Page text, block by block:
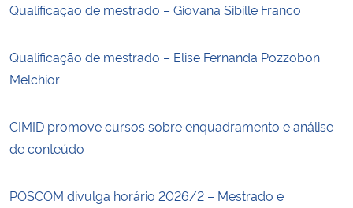
Qualificação de mestrado – Giovana Sibille Franco
Qualificação de mestrado – Elise Fernanda Pozzobon
Melchior
CIMID promove cursos sobre enquadramento e análise
de conteúdo
POSCOM divulga horário 2026/2 – Mestrado e